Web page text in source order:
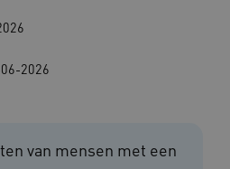
2026
van mensen met een